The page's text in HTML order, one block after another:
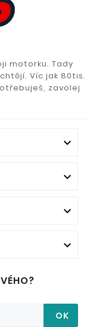
motorku. Tady
Víc jak 80tis.
zavolej




OK